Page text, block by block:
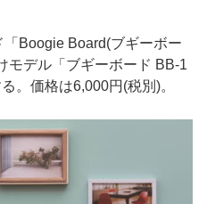
Boogie Board(ブギーボー
モデル「ブギーボード BB-1
。価格は6,000円(税別)。